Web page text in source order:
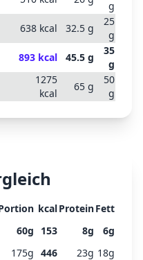
g
638 kcal 32.5 g
25
g
893 kcal 45.5 g
35
g
1275
kcal
65 g
50
g
kcalProteinFett
60g 153 8g 6g
175g 446 23g 18g